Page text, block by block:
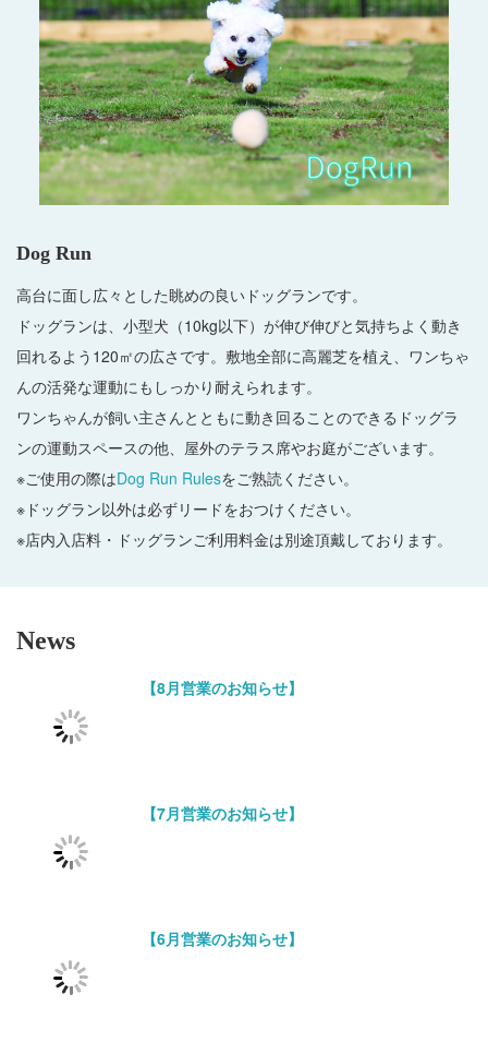
Dog Run
高台に面し広々とした眺めの良いドッグランです。
ドッグランは、小型犬（10kg以下）が伸び伸びと気持ちよく動き
回れるよう120㎡の広さです。敷地全部に高麗芝を植え、ワンちゃ
んの活発な運動にもしっかり耐えられます。
ワンちゃんが飼い主さんとともに動き回ることのできるドッグラ
ンの運動スペースの他、屋外のテラス席やお庭がございます。
※ご使用の際はDog Run Rulesをご熟読ください。
※ドッグラン以外は必ずリードをおつけください。
※店内入店料・ドッグランご利用料金は別途頂戴しております。
News
【8月営業のお知らせ】
【7月営業のお知らせ】
【6月営業のお知らせ】